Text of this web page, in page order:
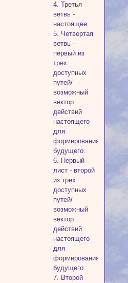
4. Третья
ветвь -
настоящее.
5. Четвертая
ветвь -
первый из
трех
доступных
путей/
возможный
вектор
действий
настоящего
для
формирования
будущего.
6. Первый
лист - второй
из трех
доступных
путей/
возможный
вектор
действий
настоящего
для
формирования
будущего.
7. Второй